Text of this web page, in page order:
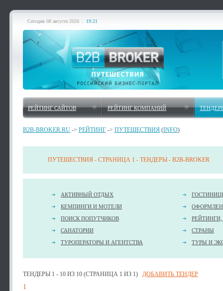
Сегодня 08 августа 2026 19:21
РЕЙТИНГ САЙТОВ РЕЙТИНГ КОМПАНИЙ
B2B-BROKER.RU -> РЕЙТИНГ -> ПУТЕШЕСТВИЯ (INFO)
ПУТЕШЕСТВИЯ - СТРАНИЦА 1 - ТЕНДЕРЫ - B2B-BROKER
АКТИВНЫЙ ОТДЫХ
КЕМПИНГИ И МОТЕЛИ
ПОИСК ПОПУТЧИКОВ
САНАТОРИИ
СТРАНЫ
ТУРОПЕРАТОРЫ И АГЕНТСТВА
ТУРЫ И
ТЕНДЕРЫ 1 - 10 ИЗ 10 (СТРАНИЦА 1 ИЗ 1) ДОБАВИТЬ ТЕНДЕР
1